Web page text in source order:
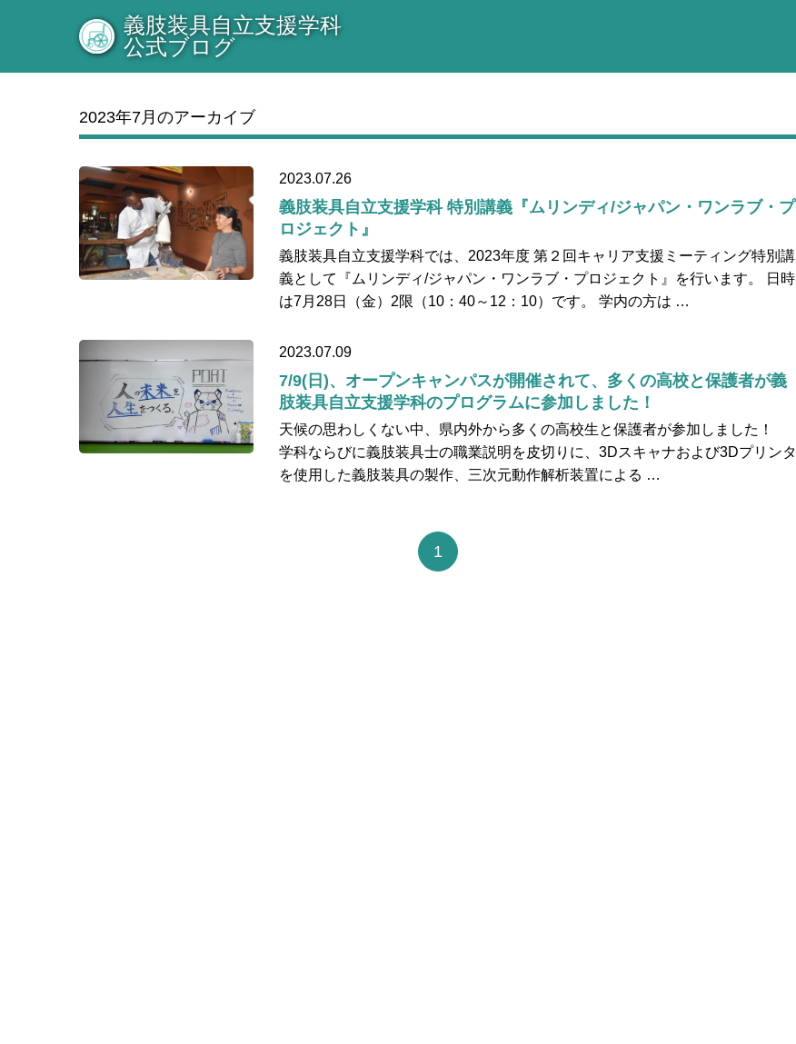
義肢装具自立支援学科
公式ブログ
2023年7月のアーカイブ
2023.07.26
義肢装具自立支援学科 特別講義『ムリンディ/ジャパン・ワンラブ・プ
ロジェクト』
義肢装具自立支援学科では、2023年度 第２回キャリア支援ミーティング特別講
義として『ムリンディ/ジャパン・ワンラブ・プロジェクト』を行います。 日時
は7月28日（金）2限（10：40～12：10）です。 学内の方は …
2023.07.09
7/9(日)、オープンキャンパスが開催されて、多くの高校と保護者が義
肢装具自立支援学科のプログラムに参加しました！
天候の思わしくない中、県内外から多くの高校生と保護者が参加しました！
学科ならびに義肢装具士の職業説明を皮切りに、3Dスキャナおよび3Dプリンタ
を使用した義肢装具の製作、三次元動作解析装置による …
1